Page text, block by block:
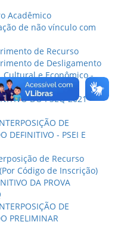
Acadêmico
de não vínculo com
de Recurso
de Desligamento
Cultural e Econômico -
DO PSEQ 2021 -
DE
DEFINITIVO - PSEI E
de Recurso
Código de Inscrição)
DA PROVA
DE
PRELIMINAR